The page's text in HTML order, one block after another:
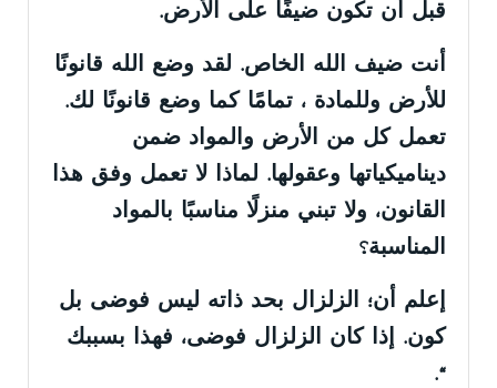
قبل أن تكون ضيفًا على الأرض.
أنت ضيف الله الخاص. لقد وضع الله قانونًا
للأرض وللمادة ، تمامًا كما وضع قانونًا لك.
تعمل كل من الأرض والمواد ضمن
ديناميكياتها وعقولها. لماذا لا تعمل وفق هذا
القانون، ولا تبني منزلًا مناسبًا بالمواد
المناسبة؟
إعلم أن؛ الزلزال بحد ذاته ليس فوضى بل
كون. إذا كان الزلزال فوضى، فهذا بسببك
“.